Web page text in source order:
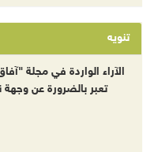
تنويه
الآراء الواردة في مجلة
تعبر بالضرورة عن